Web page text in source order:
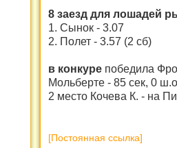
8 заезд для лошадей
1. Сынок - 3.07
2. Полет - 3.57 (2 сб)
в конкуре победила
Мольберте - 85 сек, 0
2 место Кочева К. - на
[Постоянная ссылка]